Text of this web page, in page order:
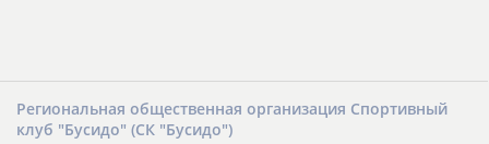
Региональная общественная организация Спортивный
клуб "Бусидо" (СК "Бусидо")